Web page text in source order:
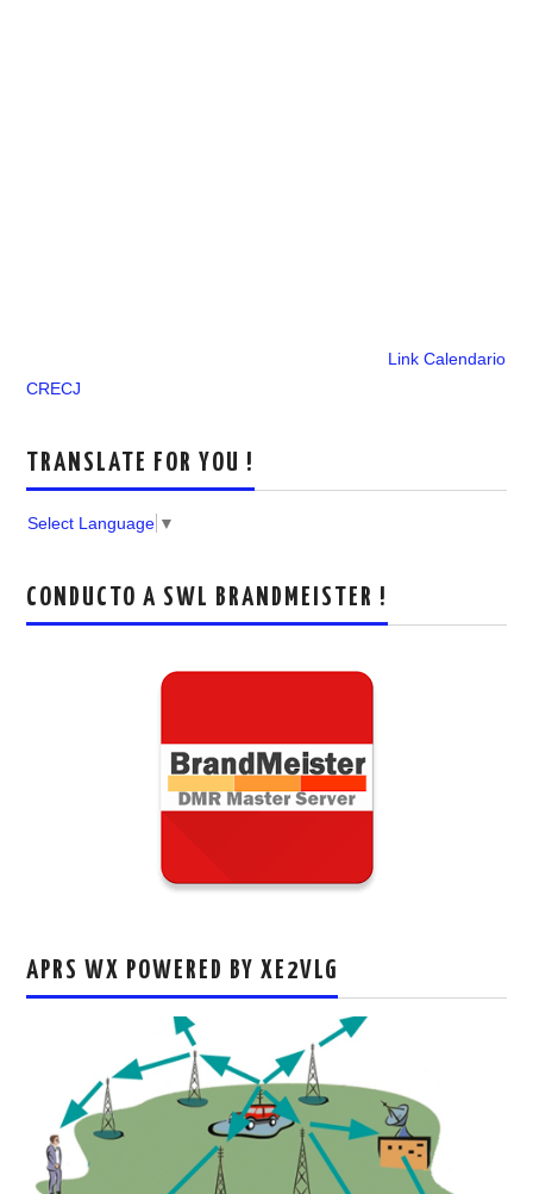
Link Calendario
CRECJ
TRANSLATE FOR YOU !
Select Language ▼
CONDUCTO A SWL BRANDMEISTER !
APRS WX POWERED BY XE2VLG